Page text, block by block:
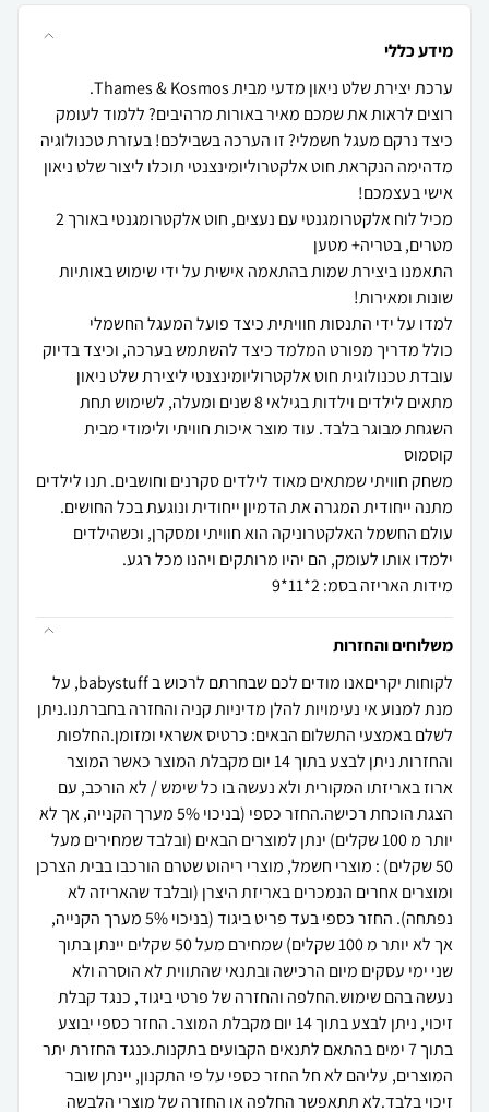
מידע כללי
רוצים לראות את שמכם מאיר באורות מרהיבים? ללמוד לעומק
כיצד נרקם מעגל חשמלי? זו הערכה בשבילכם! בעזרת טכנולוגיה
מדהימה הנקראת חוט אלקטרוליומינצנטי תוכלו ליצור שלט ניאון
מכיל לוח אלקטרומגנטי עם נעצים, חוט אלקטרומגנטי באורך 2
התאמנו ביצירת שמות בהתאמה אישית על ידי שימוש באותיות
כולל מדריך מפורט המלמד כיצד להשתמש בערכה, וכיצד בדיוק
מתאים לילדים וילדות בגילאי 8 שנים ומעלה, לשימוש תחת
השגחת מבוגר בלבד. עוד מוצר איכות חוויתי ולימודי מבית
משחק חוויתי שמתאים מאוד לילדים סקרנים וחושבים. תנו לילדים
מתנה ייחודית המגרה את הדמיון ייחודית ונוגעת בכל החושים.
עולם החשמל האלקטרוניקה הוא חוויתי ומסקרן, וכשהילדים
מידות האריזה בסמ: 2*11*9
משלוחים והחזרות
לקוחות יקריםאנו מודים לכם שבחרתם לרכוש ב babystuff, על
מנת למנוע אי נעימויות להלן מדיניות קניה והחזרה בחברתנו.ניתן
לשלם באמצעי התשלום הבאים: כרטיס אשראי ומזומן.החלפות
והחזרות ניתן לבצע בתוך 14 יום מקבלת המוצר כאשר המוצר
ארוז באריזתו המקורית ולא נעשה בו כל שימש / לא הורכב, עם
הצגת הוכחת רכישה.החזר כספי (בניכוי 5% מערך הקנייה, אך לא
יותר מ 100 שקלים) ינתן למוצרים הבאים (ובלבד שמחירים מעל
50 שקלים) : מוצרי חשמל, מוצרי ריהוט שטרם הורכבו בבית הצרכן
ומוצרים אחרים הנמכרים באריזת היצרן (ובלבד שהאריזה לא
נפתחה). החזר כספי בעד פריט ביגוד (בניכוי 5% מערך הקנייה,
אך לא יותר מ 100 שקלים) שמחירם מעל 50 שקלים יינתן בתוך
שני ימי עסקים מיום הרכישה ובתנאי שהתווית לא הוסרה ולא
נעשה בהם שימוש.החלפה והחזרה של פרטי ביגוד, כנגד קבלת
זיכוי, ניתן לבצע בתוך 14 יום מקבלת המוצר. החזר כספי יבוצע
בתוך 7 ימים בהתאם לתנאים הקבועים בתקנות.כנגד החזרת יתר
המוצרים, עליהם לא חל החזר כספי על פי התקנון, יינתן שובר
זיכוי בלבד.לא תתאפשר החלפה או החזרה של מוצרי הלבשה